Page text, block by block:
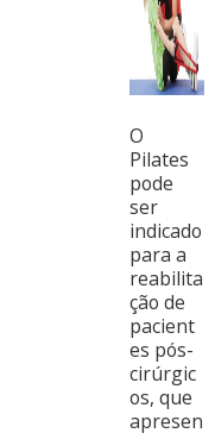
O
Pilates
pode
ser
indicado
para a
reabilita
ção de
pacient
es pós-
cirúrgic
os, que
apresen